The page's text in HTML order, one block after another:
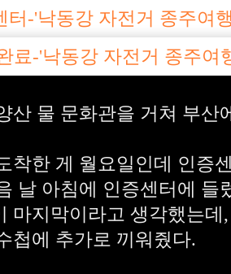
산 물 문화관을 거쳐 부산
착한 게 월요일인데 인증
날 아침에 인증센터에 들
마지막이라고 생각했는
첩에 추가로 끼워줬다.